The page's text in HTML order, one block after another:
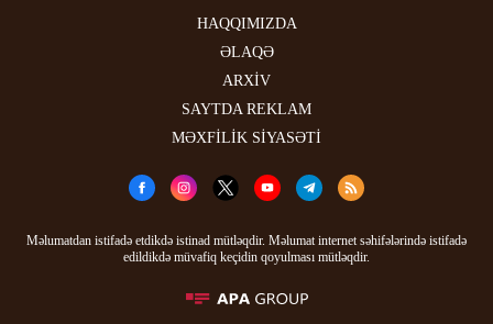
HAQQIMIZDA
ƏLAQƏ
ARXİV
SAYTDA REKLAM
MƏXFİLİK SİYASƏTİ
Məlumatdan istifadə etdikdə istinad mütləqdir. Məlumat internet səhifələrində istifadə
edildikdə müvafiq keçidin qoyulması mütləqdir.